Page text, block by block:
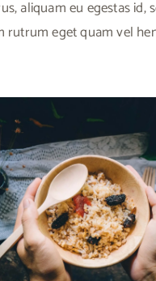
aliquam eu egestas
rutrum eget quam vel